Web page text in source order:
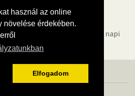
használ az online
növelése érdekében.
Elfogadom
Hírek, programok, képek, napi
ami Dombóvár
IMPRESSZUM RÓLUNK